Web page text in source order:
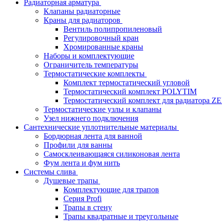
Радиаторная арматура
Клапаны радиаторные
Краны для радиаторов
Вентиль полипропиленовый
Регулировочный кран
Хромированные краны
Наборы и комплектующие
Ограничитель температуры
Термостатические комплекты
Комплект термостатический угловой
Термостатический комплект POLYTIM
Термостатический комплект для радиатора
Термостатические узлы и клапаны
Узел нижнего подключения
Сантехнические уплотнительные материалы
Бордюрная лента для ванной
Профили для ванны
Самосклеивающаяся силиконовая лента
Фум лента и фум нить
Системы слива
Душевые трапы
Комплектующие для трапов
Серия Profi
Трапы в стену
Трапы квадратные и треугольные